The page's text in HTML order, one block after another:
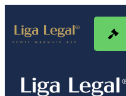
Nota:
sitio
web
accesibilidad.